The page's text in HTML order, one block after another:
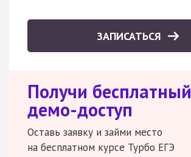
ЗАПИСАТЬСЯ
Получи бесплатный
демо-доступ
Оставь заявку и займи место
на бесплатном курсе Турбо ЕГЭ